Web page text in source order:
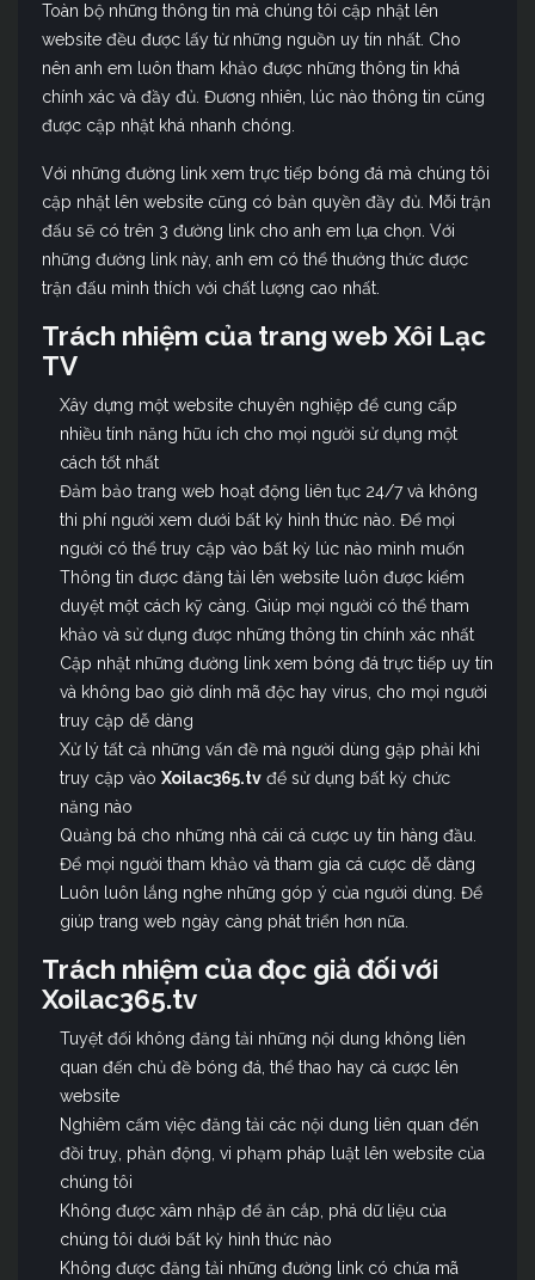
Toàn bộ những thông tin mà chúng tôi cập nhật lên
website đều được lấy từ những nguồn uy tín nhất. Cho
nên anh em luôn tham khảo được những thông tin khá
chính xác và đầy đủ. Đương nhiên, lúc nào thông tin cũng
được cập nhật khá nhanh chóng.
Với những đường link xem trực tiếp bóng đá mà chúng tôi
cập nhật lên website cũng có bản quyền đầy đủ. Mỗi trận
đấu sẽ có trên 3 đường link cho anh em lựa chọn. Với
những đường link này, anh em có thể thưởng thức được
trận đấu mình thích với chất lượng cao nhất.
Trách nhiệm của trang web Xôi Lạc
TV
Xây dựng một website chuyên nghiệp để cung cấp
nhiều tính năng hữu ích cho mọi người sử dụng một
cách tốt nhất
Đảm bảo trang web hoạt động liên tục 24/7 và không
thi phí người xem dưới bất kỳ hình thức nào. Để mọi
người có thể truy cập vào bất kỳ lúc nào mình muốn
Thông tin được đăng tải lên website luôn được kiểm
duyệt một cách kỹ càng. Giúp mọi người có thể tham
khảo và sử dụng được những thông tin chính xác nhất
Cập nhật những đường link xem bóng đá trực tiếp uy tín
và không bao giờ dính mã độc hay virus, cho mọi người
truy cập dễ dàng
Xử lý tất cả những vấn đề mà người dùng gặp phải khi
truy cập vào Xoilac365.tv để sử dụng bất kỳ chức
năng nào
Quảng bá cho những nhà cái cá cược uy tín hàng đầu.
Để mọi người tham khảo và tham gia cá cược dễ dàng
Luôn luôn lắng nghe những góp ý của người dùng. Để
giúp trang web ngày càng phát triển hơn nữa.
Trách nhiệm của đọc giả đối với
Xoilac365.tv
Tuyệt đối không đăng tải những nội dung không liên
quan đến chủ đề bóng đá, thể thao hay cá cược lên
website
Nghiêm cấm việc đăng tải các nội dung liên quan đến
đồi truỵ, phản động, vi phạm pháp luật lên website của
chúng tôi
Không được xâm nhập để ăn cắp, phá dữ liệu của
chúng tôi dưới bất kỳ hình thức nào
Không được đăng tải những đường link có chứa mã